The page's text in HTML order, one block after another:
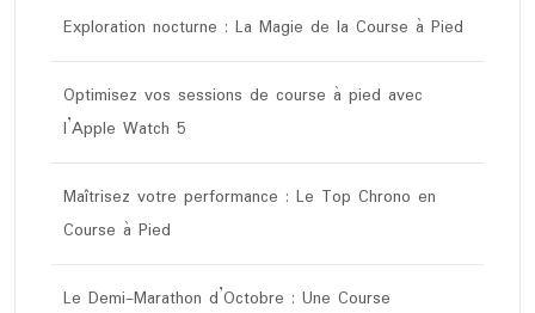
Exploration nocturne : La Magie de la Course à Pied
Optimisez vos sessions de course à pied avec
l’Apple Watch 5
Maîtrisez votre performance : Le Top Chrono en
Course à Pied
Le Demi-Marathon d’Octobre : Une Course